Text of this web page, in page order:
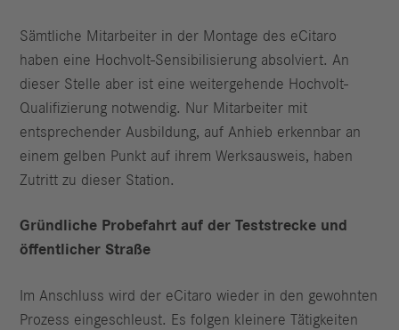
Sämtliche Mitarbeiter in der Montage des eCitaro
haben eine Hochvolt-Sensibilisierung absolviert. An
dieser Stelle aber ist eine weitergehende Hochvolt-
Qualifizierung notwendig. Nur Mitarbeiter mit
entsprechender Ausbildung, auf Anhieb erkennbar an
einem gelben Punkt auf ihrem Werksausweis, haben
Zutritt zu dieser Station.
Gründliche Probefahrt auf der Teststrecke und
öffentlicher Straße
Im Anschluss wird der eCitaro wieder in den gewohnten
Prozess einge­schleust. Es folgen kleinere Tätigkeiten